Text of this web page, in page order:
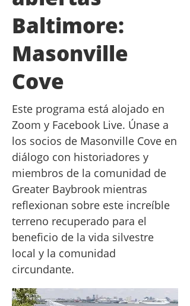
Baltimore:
Masonville
Cove
Este programa está alojado en
Zoom y Facebook Live. Únase a
los socios de Masonville Cove en
diálogo con historiadores y
miembros de la comunidad de
Greater Baybrook mientras
reflexionan sobre este increíble
terreno recuperado para el
beneficio de la vida silvestre
local y la comunidad
circundante.